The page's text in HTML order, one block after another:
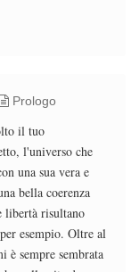
Prologo
il tuo
l'universo che
una sua vera e
bella coerenza
libertà risultano
esempio. Oltre al
è sempre sembrata